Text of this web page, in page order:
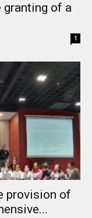
of a
1
provision of